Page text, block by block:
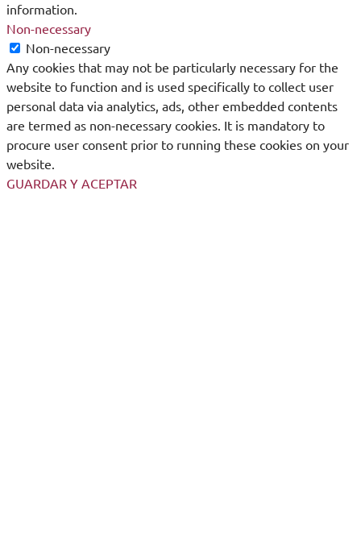
information.
Non-necessary
Non-necessary
Any cookies that may not be particularly necessary for the
website to function and is used specifically to collect user
personal data via analytics, ads, other embedded contents
are termed as non-necessary cookies. It is mandatory to
procure user consent prior to running these cookies on your
website.
GUARDAR Y ACEPTAR